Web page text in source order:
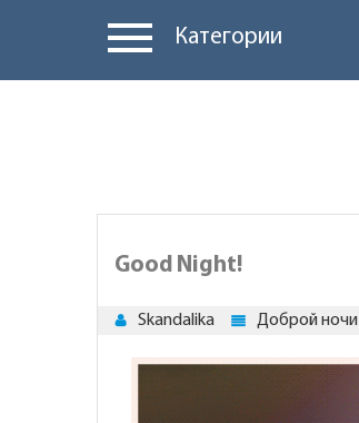
Категории
Good Night!
Skandalika Доброй ночи